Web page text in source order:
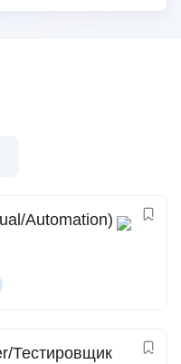
Automation)
Тестировщик